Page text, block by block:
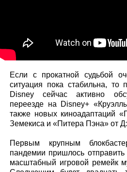
Если с прокатной судьбой
ситуация пока стабильна, то
Disney сейчас активно
переезде на Disney+
также новых киноадаптаций
Земекиса и «Питера Пэна» от
Первым крупным
пандемии пришлось
масштабный игровой ремейк